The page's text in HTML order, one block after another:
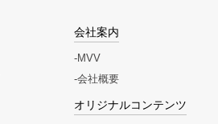
会社案内
MVV
会社概要
オリジナルコンテンツ